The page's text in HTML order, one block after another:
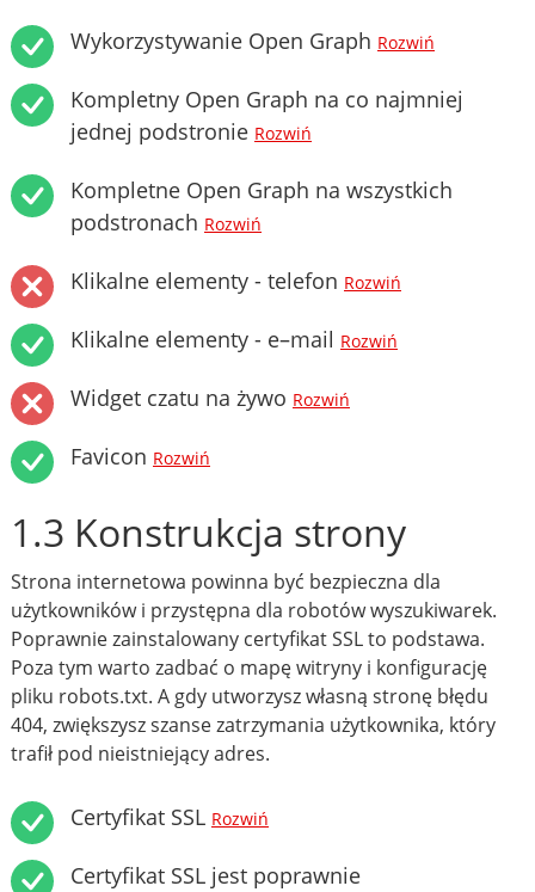
Wykorzystywanie Open Graph Rozwiń
Kompletny Open Graph na co najmniej
jednej podstronie Rozwiń
Kompletne Open Graph na wszystkich
podstronach Rozwiń
Klikalne elementy - telefon Rozwiń
Klikalne elementy - e–mail Rozwiń
Widget czatu na żywo Rozwiń
Favicon Rozwiń
1.3 Konstrukcja strony
Strona internetowa powinna być bezpieczna dla
użytkowników i przystępna dla robotów wyszukiwarek.
Poprawnie zainstalowany certyfikat SSL to podstawa.
Poza tym warto zadbać o mapę witryny i konfigurację
pliku robots.txt. A gdy utworzysz własną stronę błędu
404, zwiększysz szanse zatrzymania użytkownika, który
trafił pod nieistniejący adres.
Certyfikat SSL Rozwiń
Certyfikat SSL jest poprawnie